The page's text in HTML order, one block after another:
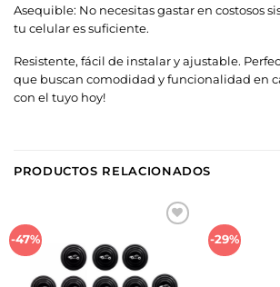
Asequible: No necesitas gastar en costosos
tu celular es suficiente.
Resistente, fácil de instalar y ajustable.
que buscan comodidad y funcionalidad en
con el tuyo hoy!
PRODUCTOS RELACIONADOS
-47% -29%